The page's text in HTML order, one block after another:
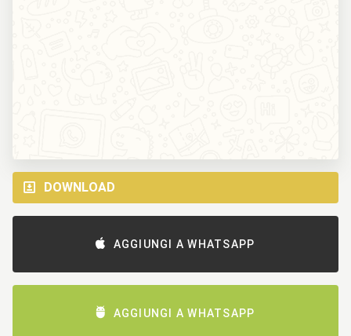
DOWNLOAD
AGGIUNGI A WHATSAPP
AGGIUNGI A WHATSAPP